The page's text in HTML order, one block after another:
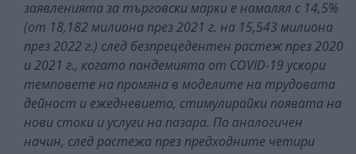
заявленията за търговски марки е намалял с 14,5%
(от 18,182 милиона през 2021 г. на 15,543 милиона
през 2022 г.) след безпрецедентен растеж през 2020
и 2021 г., когато пандемията от COVID-19 ускори
темповете на промяна в моделите на трудовата
дейност и ежедневието, стимулирайки появата на
нови стоки и услуги на пазара. По аналогичен
начин, след растежа през предходните четири